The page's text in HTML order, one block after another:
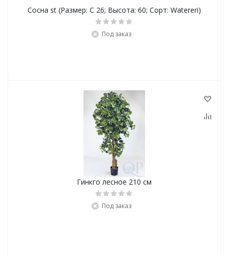
Сосна st (Размер: C 26; Высота: 60; Сорт: Watereri)
Под заказ
Гинкго лесное 210 см
Под заказ